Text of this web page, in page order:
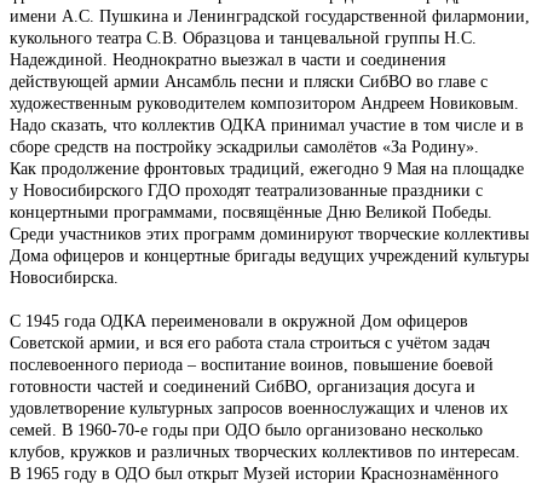
имени А.С. Пушкина и Ленинградской государственной филармонии,
кукольного театра С.В. Образцова и танцевальной группы Н.С.
Надеждиной. Неоднократно выезжал в части и соединения
действующей армии Ансамбль песни и пляски СибВО во главе с
художественным руководителем композитором Андреем Новиковым.
Надо сказать, что коллектив ОДКА принимал участие в том числе и в
сборе средств на постройку эскадрильи самолётов «За Родину».
Как продолжение фронтовых традиций, ежегодно 9 Мая на площадке
у Новосибирского ГДО проходят театрализованные праздники с
концертными программами, посвящённые Дню Великой Победы.
Среди участников этих программ доминируют творческие коллективы
Дома офицеров и концертные бригады ведущих учреждений культуры
Новосибирска.
С 1945 года ОДКА переименовали в окружной Дом офицеров
Советской армии, и вся его работа стала строиться с учётом задач
послевоенного периода – воспитание воинов, повышение боевой
готовности частей и соединений СибВО, организация досуга и
удовлетворение культурных запросов военнослужащих и членов их
семей. В 1960-70-е годы при ОДО было организовано несколько
клубов, кружков и различных творческих коллективов по интересам.
В 1965 году в ОДО был открыт Музей истории Краснознамённого